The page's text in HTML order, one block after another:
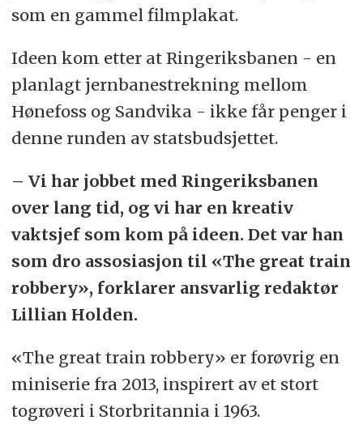
som en gammel filmplakat.
Ideen kom etter at Ringeriksbanen - en
planlagt jernbanestrekning mellom
Hønefoss og Sandvika - ikke får penger i
denne runden av statsbudsjettet.
– Vi har jobbet med Ringeriksbanen
over lang tid, og vi har en kreativ
vaktsjef som kom på ideen. Det var han
som dro assosiasjon til «The great train
robbery», forklarer ansvarlig redaktør
Lillian Holden.
«The great train robbery» er forøvrig en
miniserie fra 2013, inspirert av et stort
togrøveri i Storbritannia i 1963.